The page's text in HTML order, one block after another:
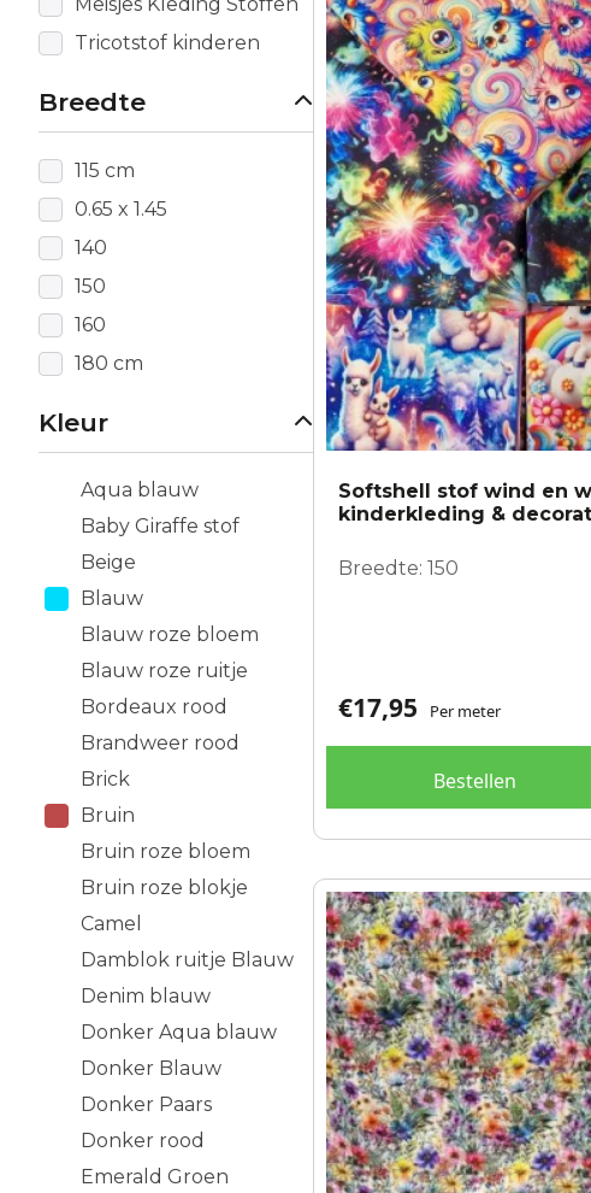
Tricotstof kinderen
Breedte
115 cm
0.65 x 1.45
140
150
160
180 cm
Kleur
Aqua blauw
Baby Giraffe stof
Beige
Blauw
Blauw roze bloem
Blauw roze ruitje
Bordeaux rood
Brandweer rood
Brick
Bruin
Bruin roze bloem
Bruin roze blokje
Camel
Damblok ruitje Blauw
Denim blauw
Donker Aqua blauw
Donker Blauw
Donker Paars
Donker rood
Emerald Groen
Softshell stof wind en
kinderkleding &
Breedte: 150
€17,95 Per meter
Bestellen
Dit
product
heeft
meerdere
variaties.
Deze
optie
kan
gekozen
worden
op
de
productpagina